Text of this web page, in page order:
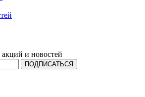
и новостей
ПОДПИСАТЬСЯ